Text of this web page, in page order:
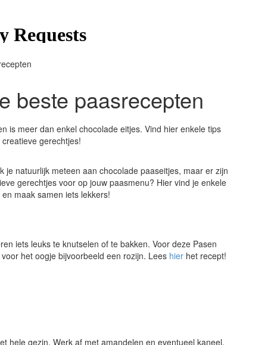
beste paasrecepten
is meer dan enkel chocolade eitjes. Vind hier enkele tips
creatieve gerechtjes!
natuurlijk meteen aan chocolade paaseitjes, maar er zijn
gerechtjes voor op jouw paasmenu? Hier vind je enkele
maak samen iets lekkers!
iets leuks te knutselen of te bakken. Voor deze Pasen
het oogje bijvoorbeeld een rozijn. Lees hier het recept!
hele gezin. Werk af met amandelen en eventueel kaneel.